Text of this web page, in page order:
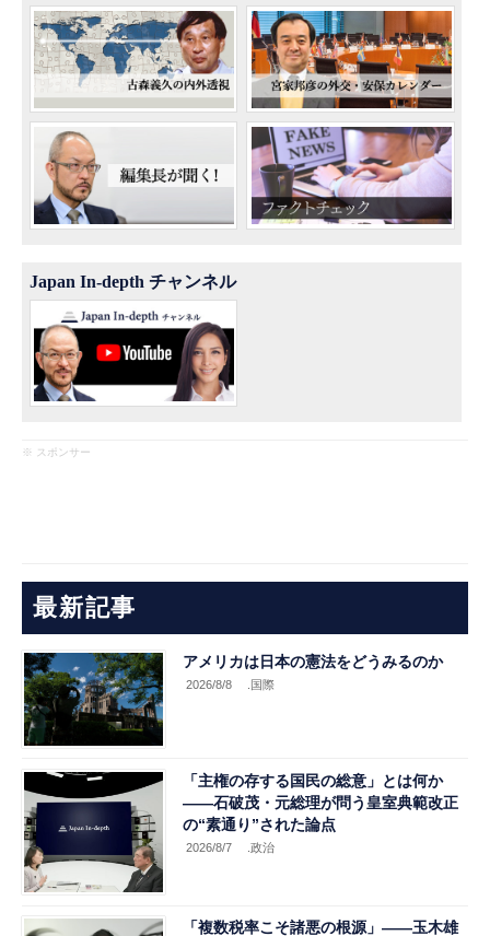
Japan In-depth チャンネル
※ スポンサー
最新記事
アメリカは日本の憲法をどうみるのか
2026/8/8 .国際
「主権の存する国民の総意」とは何か
――石破茂・元総理が問う皇室典範改正
の“素通り”された論点
2026/8/7 .政治
「複数税率こそ諸悪の根源」――玉木雄